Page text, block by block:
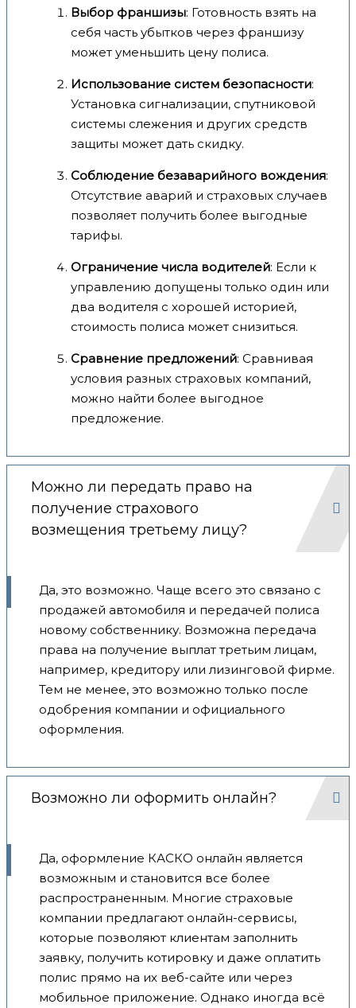
Выбор франшизы: Готовность взять на
себя часть убытков через франшизу
может уменьшить цену полиса.
Использование систем безопасности:
Установка сигнализации, спутниковой
системы слежения и других средств
защиты может дать скидку.
Соблюдение безаварийного вождения:
Отсутствие аварий и страховых случаев
позволяет получить более выгодные
тарифы.
Ограничение числа водителей: Если к
управлению допущены только один или
два водителя с хорошей историей,
стоимость полиса может снизиться.
Сравнение предложений: Сравнивая
условия разных страховых компаний,
можно найти более выгодное
предложение.
Можно ли передать право на
получение страхового
возмещения третьему лицу?
Да, это возможно. Чаще всего это связано с
продажей автомобиля и передачей полиса
новому собственнику. Возможна передача
права на получение выплат третьим лицам,
например, кредитору или лизинговой фирме.
Тем не менее, это возможно только после
одобрения компании и официального
оформления.
Возможно ли оформить онлайн?
Да, оформление КАСКО онлайн является
возможным и становится все более
распространенным. Многие страховые
компании предлагают онлайн-сервисы,
которые позволяют клиентам заполнить
заявку, получить котировку и даже оплатить
полис прямо на их веб-сайте или через
мобильное приложение. Однако иногда всё